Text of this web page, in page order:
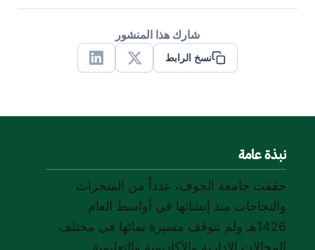
شارك هذا المنشور
نسخ الرابط
X
Linkedin
نبذة عامة
حققت جامعة الجوف، عدداً من المنجزات
والنجاحات منذ إنشائها في أواسط العام
1426هـ ولم تتوقف مسيرة نمائها في مختلف
المجالات الإدارية والأكاديمية والتعليمية